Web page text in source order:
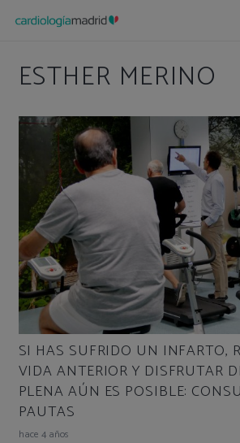
ESTHER MERINO
SI HAS SUFRIDO UN INFARTO,
VIDA ANTERIOR Y DISFRUTAR
PLENA AÚN ES POSIBLE:
PAUTAS
hace 4 años